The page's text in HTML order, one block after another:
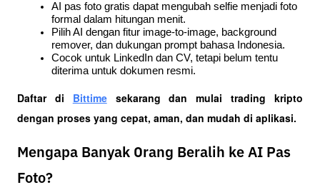
AI pas foto gratis dapat mengubah selfie menjadi foto
formal dalam hitungan menit.
Pilih AI dengan fitur image-to-image, background
remover, dan dukungan prompt bahasa Indonesia.
Cocok untuk LinkedIn dan CV, tetapi belum tentu
diterima untuk dokumen resmi.
Daftar di Bittime sekarang dan mulai trading kripto
dengan proses yang cepat, aman, dan mudah di aplikasi.
Mengapa Banyak Orang Beralih ke AI Pas
Foto?